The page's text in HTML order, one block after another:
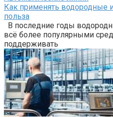
Как применять водородные
польза
В последние годы
всё более популярными
поддерживать